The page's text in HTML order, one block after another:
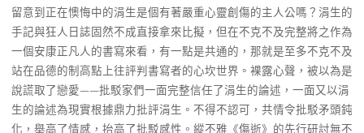
留意到正在懊悔中的涓生是個有著嚴重心靈創傷的主人公嗎？涓生的
手記與狂人日誌固然不成直接拿來比擬，但在不克不及完整將之作為
一個安康正凡人的書寫來看，有一點是共通的，那就是至多不克不及
站在品德的制高點上往評判書寫者的心坎世界。裸露心聲，被以為是
說謊取了戀愛——批駁家們一面完整信任了涓生的論述，一面又以涓
生的論述為現實根據鼎力批評涓生。不得不認可，共情令批駁矛頭鈍
化，舉高了情感，抬高了批駁感性。縱不雅《傷逝》的先行研討無不